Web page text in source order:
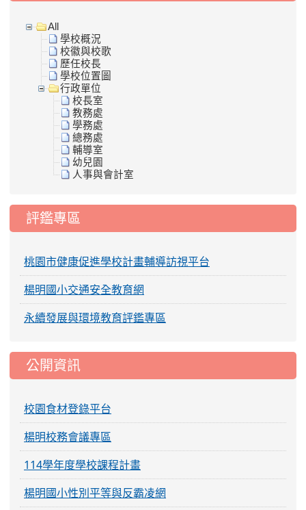
All
學校概況
校徽與校歌
歷任校長
學校位置圖
行政單位
校長室
教務處
學務處
總務處
輔導室
幼兒園
人事與會計室
評鑑專區
桃園市健康促進學校計畫輔導訪視平台
楊明國小交通安全教育網
永續發展與環境教育評鑑專區
公開資訊
校園食材登錄平台
楊明校務會議專區
114學年度學校課程計畫
楊明國小性別平等與反霸凌網